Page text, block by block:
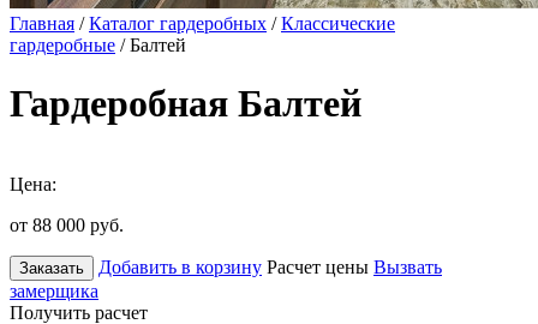
Главная /Каталог гардеробных /Классические
гардеробные / Балтей
Гардеробная Балтей
Цена:
от 88 000 руб.
Заказать Добавить в корзину Расчет цены Вызвать
замерщика
Получить расчет